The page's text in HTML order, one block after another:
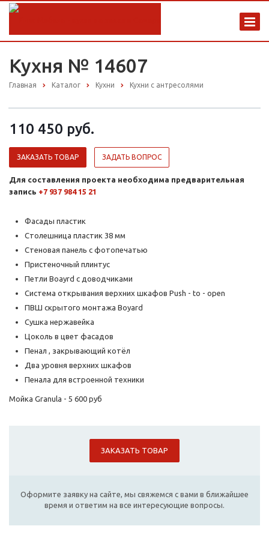
Кухня № 14607
Главная Каталог Кухни Кухни с антресолями
110 450 руб.
ЗАКАЗАТЬ ТОВАР ЗАДАТЬ ВОПРОС
Для составления проекта необходима предварительная
запись +7 937 984 15 21
Фасады пластик
Столешница пластик 38 мм
Стеновая панель с фотопечатью
Пристеночный плинтус
Петли Boayrd с доводчиками
Система открывания верхних шкафов Push - to - open
ПВШ скрытого монтажа Boyard
Сушка нержавейка
Цоколь в цвет фасадов
Пенал , закрывающий котёл
Два уровня верхних шкафов
Пенала для встроенной техники
Мойка Granula - 5 600 руб
ЗАКАЗАТЬ ТОВАР
Оформите заявку на сайте, мы свяжемся с вами в ближайшее
время и ответим на все интересующие вопросы.